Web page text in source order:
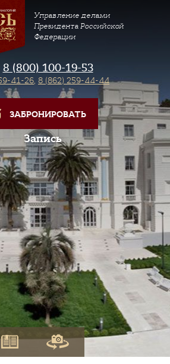
Управление делами
Президента Российской
Федерации
8 (800) 100-19-53
41-26, 8 (862) 259-44-44
ЗАБРОНИРОВАТЬ
Запись